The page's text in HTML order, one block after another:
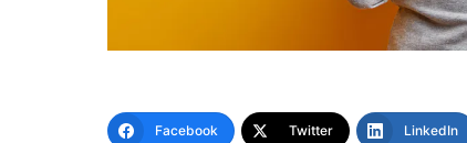
Facebook Twitter LinkedIn